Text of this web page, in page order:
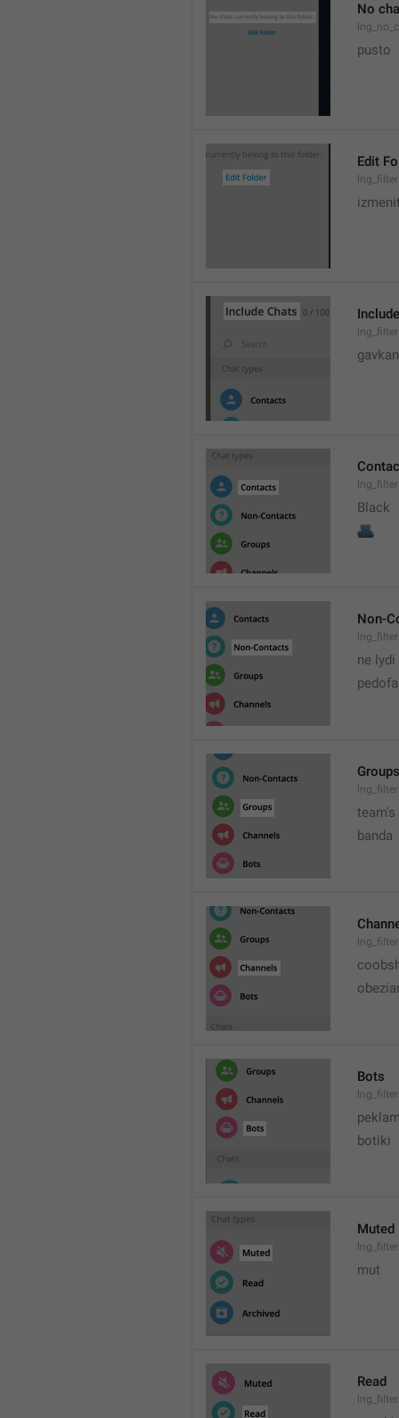
No
pusto
Edit
Black
🫂
Non-
ne lydi
Groups
team's
banda
Bots
botiki
Muted
mut
Read